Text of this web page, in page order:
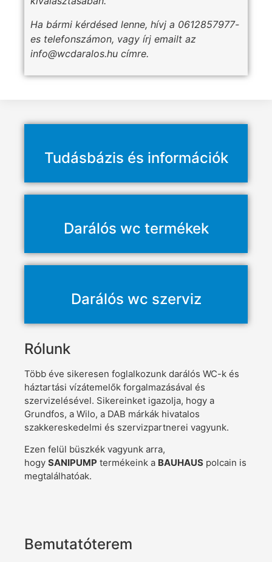
Ha bármi kérdésed lenne, hívj a 0612857977-
es telefonszámon, vagy írj emailt az
info@wcdaralos.hu címre.
Tudásbázis és információk
Darálós wc termékek
Darálós wc szerviz
Rólunk
Több éve sikeresen foglalkozunk darálós WC-k és
háztartási vízátemelők forgalmazásával és
szervizelésével. Sikereinket igazolja, hogy a
Grundfos, a Wilo, a DAB márkák hivatalos
szakkereskedelmi és szervizpartnerei vagyunk.
Ezen felül büszkék vagyunk arra,
hogy SANIPUMP termékeink a BAUHAUS polcain is
megtalálhatóak.
Bemutatóterem